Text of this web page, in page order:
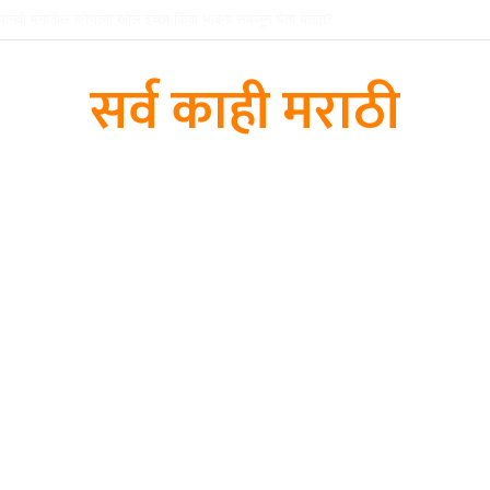
सर्व काही मराठी